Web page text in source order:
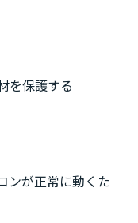
を保護する
ンが正常に動くた